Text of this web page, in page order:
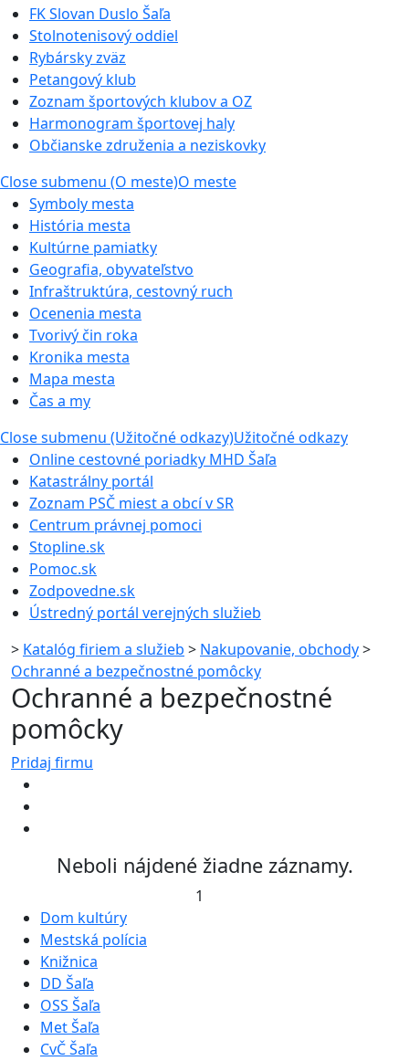
FK Slovan Duslo Šaľa
Stolnotenisový oddiel
Rybársky zväz
Petangový klub
Zoznam športových klubov a OZ
Harmonogram športovej haly
Občianske združenia a neziskovky
Close submenu (O meste)O meste
Symboly mesta
História mesta
Kultúrne pamiatky
Geografia, obyvateľstvo
Infraštruktúra, cestovný ruch
Ocenenia mesta
Tvorivý čin roka
Kronika mesta
Mapa mesta
Čas a my
Close submenu (Užitočné odkazy)Užitočné odkazy
Online cestovné poriadky MHD Šaľa
Katastrálny portál
Zoznam PSČ miest a obcí v SR
Centrum právnej pomoci
Stopline.sk
Pomoc.sk
Zodpovedne.sk
Ústredný portál verejných služieb
> Katalóg firiem a služieb > Nakupovanie, obchody>
Ochranné a bezpečnostné pomôcky
Ochranné a bezpečnostné
pomôcky
Pridaj firmu
Neboli nájdené žiadne záznamy.
1
Dom kultúry
Mestská polícia
Knižnica
DD Šaľa
OSS Šaľa
Met Šaľa
CvČ Šaľa